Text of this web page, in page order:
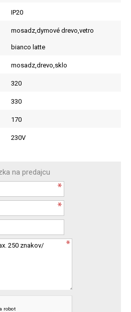
IP20
mosadz,dymové drevo,vetro
bianco latte
mosadz,drevo,sklo
320
330
170
230V
na predajcu